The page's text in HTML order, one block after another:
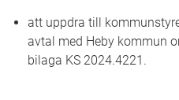
att uppdra till
avtal med Heby kommun
bilaga KS 2024.4221.